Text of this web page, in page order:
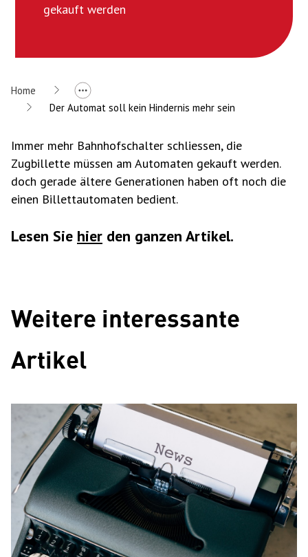
gekauft werden
Home
Der Automat soll kein Hindernis mehr sein
Immer mehr Bahnhofschalter schliessen, die
Zugbillette müssen am Automaten gekauft werden.
doch gerade ältere Generationen haben oft noch die
einen Billettautomaten bedient.
Lesen Sie hier den ganzen Artikel.
Weitere interessante
Artikel